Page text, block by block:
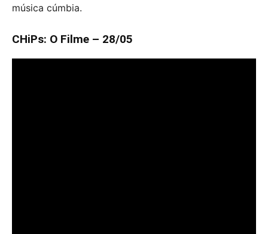
música cúmbia.
CHiPs: O Filme – 28/05